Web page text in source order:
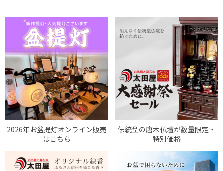
2026年お盆提灯オンライン販売
はこちら
伝統型の唐木仏壇が数量限定・
特別価格